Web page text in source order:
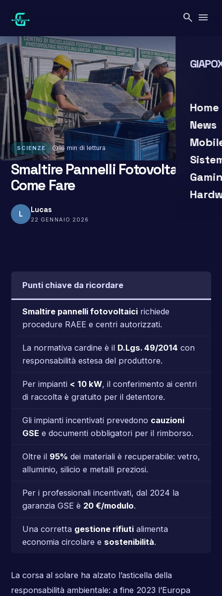
contenuto
search menu
Home
News
search close
SCIENZE schedule16 min di lettura
Smaltire Pannelli Fotovoltaici:
Come Fare
L Lucas
22 GENNAIO 2026
Punti chiave da ricordare
Smaltire pannelli fotovoltaicirichiede
procedure RAEE e centri autorizzati.
La normativa cardine è il D.Lgs. 49/2014 con
responsabilità estesa del produttore.
Per impianti < 10 kW, il conferimento ai centri
di raccolta è gratuito per il detentore.
Gli impianti incentivati prevedono cauzioni
GSE e documenti obbligatori per il rimborso.
Oltre il 95% dei materiali è recuperabile: vetro,
alluminio, silicio e metalli preziosi.
Per i professionali incentivati, dal 2024 la
garanzia GSE è 20 €/modulo.
Una corretta gestione rifiutialimenta
economia circolare e sostenibilità.
La corsa al solare ha alzato l’asticella della
responsabilità ambientale: a fine 2023 l’Europa